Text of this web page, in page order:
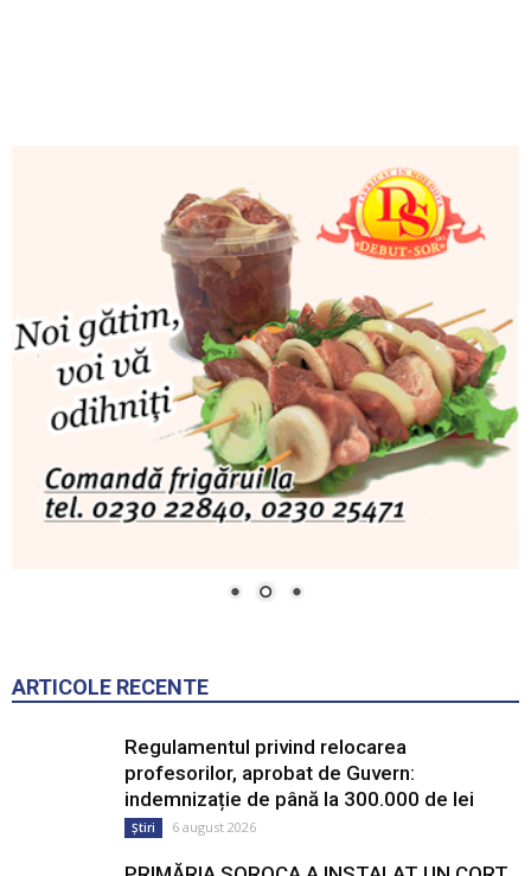
ARTICOLE RECENTE
Regulamentul privind relocarea
profesorilor, aprobat de Guvern:
indemnizație de până la 300.000 de lei
Știri 6 august 2026